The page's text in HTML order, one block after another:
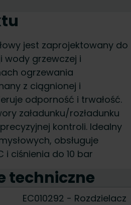
jest zaprojektowany do
wody grzewczej i
ogrzewania
z ciągnionej i
odporność i trwałość.
załadunku/rozładunku
kontroli. Idealny
obsługuje
i ciśnienia do 10 bar
techniczne
EC010292 - Rozdzielacz